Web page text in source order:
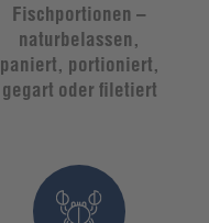
Fischportionen –
naturbelassen,
paniert, portioniert,
gegart oder filetiert